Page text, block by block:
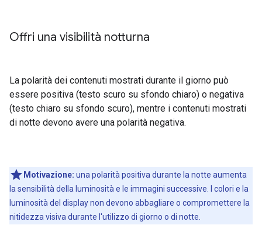
Offri una visibilità notturna
La polarità dei contenuti mostrati durante il giorno può
essere positiva (testo scuro su sfondo chiaro) o negativa
(testo chiaro su sfondo scuro), mentre i contenuti mostrati
di notte devono avere una polarità negativa.
Motivazione: una polarità positiva durante la notte aumenta
la sensibilità della luminosità e le immagini successive. I colori e la
luminosità del display non devono abbagliare o compromettere la
nitidezza visiva durante l'utilizzo di giorno o di notte.